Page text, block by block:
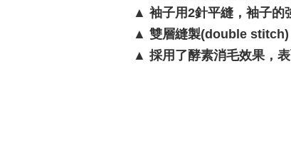
▲ 袖子用2針平縫，袖子的
▲ 雙層縫製(double stitch)
▲ 採用了酵素消毛效果，